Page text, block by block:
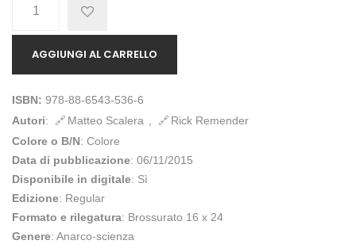
AGGIUNGI AL CARRELLO
ISBN: 978-88-6543-536-6
Autori: Matteo Scalera ,
Rick Remender
Colore o B/N: Colore
Data di pubblicazione: 06/11/2015
Disponibile in digitale: Sì
Edizione: Regular
Formato e rilegatura: Brossurato 16 x 24
Genere: Anarco-scienza